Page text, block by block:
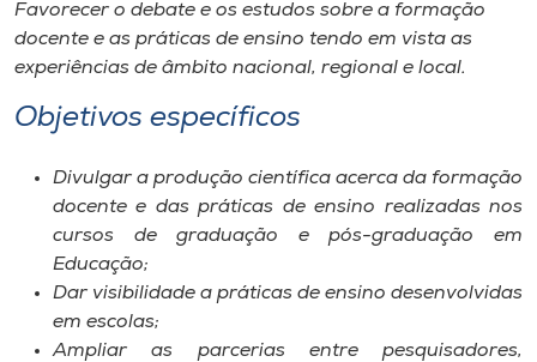
Favorecer o debate e os estudos sobre a formação
docente e as práticas de ensino tendo em vista as
experiências de âmbito nacional, regional e local.
Objetivos específicos
Divulgar a produção científica acerca da formação
docente e das práticas de ensino realizadas nos
cursos de graduação e pós-graduação em
Educação;
Dar visibilidade a práticas de ensino desenvolvidas
em escolas;
Ampliar as parcerias entre pesquisadores,